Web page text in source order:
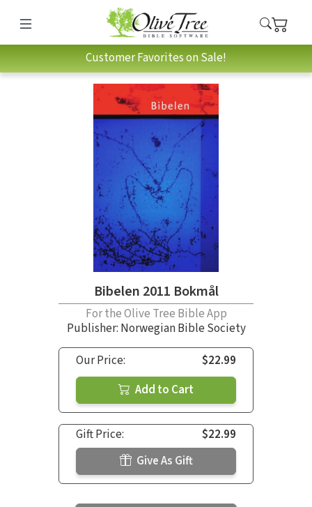
Customer Favorites on Sale!
Bibelen 2011 Bokmål
For the Olive Tree Bible App
Publisher: Norwegian Bible Society
Our Price:
$22.99
Add to Cart
Gift Price:
$22.99
Give As Gift